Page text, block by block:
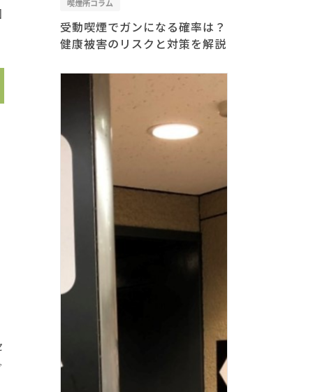
喫煙所コラム
受動喫煙でガンになる確率は？
健康被害のリスクと対策を解説